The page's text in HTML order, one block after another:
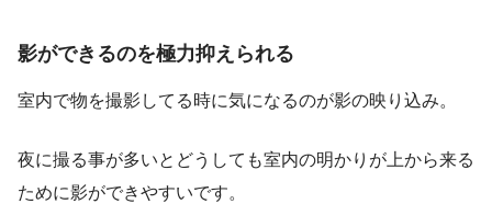
影ができるのを極力抑えられる
室内で物を撮影してる時に気になるのが影の映り込み。
夜に撮る事が多いとどうしても室内の明かりが上から来る
ために影ができやすいです。